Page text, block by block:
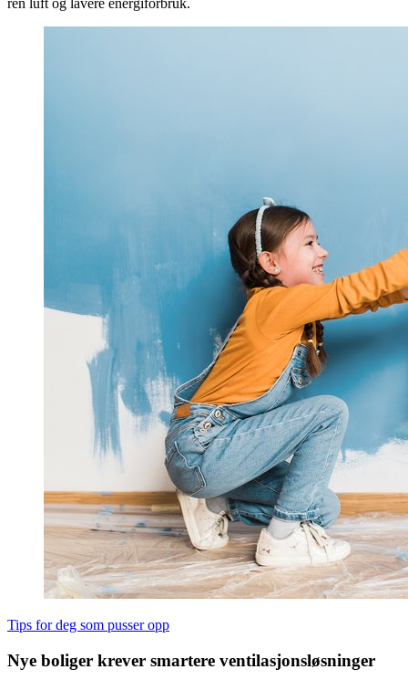
ren luft og lavere energiforbruk.
Tips for deg som pusser opp
Nye boliger krever smartere ventilasjonsløsninger